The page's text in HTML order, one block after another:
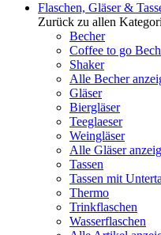
Flaschen, Gläser &
Zurück zu allen
Becher
Coffee to go
Shaker
Alle Becher
Gläser
Biergläser
Teeglaeser
Weingläser
Alle Gläser
Tassen
Tassen mit
Thermo
Trinkflaschen
Wasserflaschen